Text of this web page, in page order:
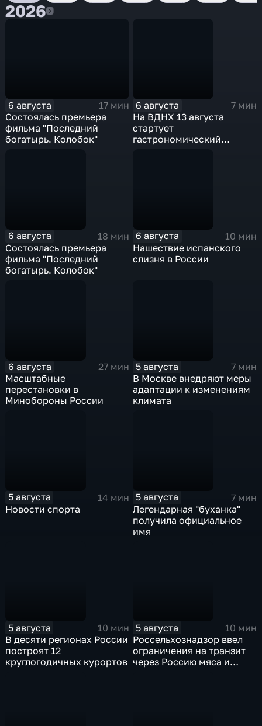
20262026
6 августа
17 мин
Состоялась премьера
фильма "Последний
богатырь. Колобок"
6 августа
7 мин
На ВДНХ 13 августа
стартует
гастрономический
6 августа
18 мин
Состоялась премьера
фильма "Последний
богатырь. Колобок"
6 августа
10 мин
Нашествие испанского
слизня в России
6 августа
27 мин
Масштабные
перестановки в
Минобороны России
5 августа
7 мин
В Москве внедряют меры
адаптации к изменениям
климата
5 августа
14 мин
Новости спорта
5 августа
7 мин
Легендарная "буханка"
получила официальное
имя
5 августа
10 мин
В десяти регионах России
построят 12
круглогодичных курортов
5 августа
10 мин
Россельхознадзор ввел
ограничения на транзит
через Россию мяса и